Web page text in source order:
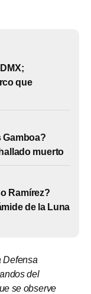
que
Gamboa?
muerto
Ramírez?
de la Luna
Defensa
del
se observe